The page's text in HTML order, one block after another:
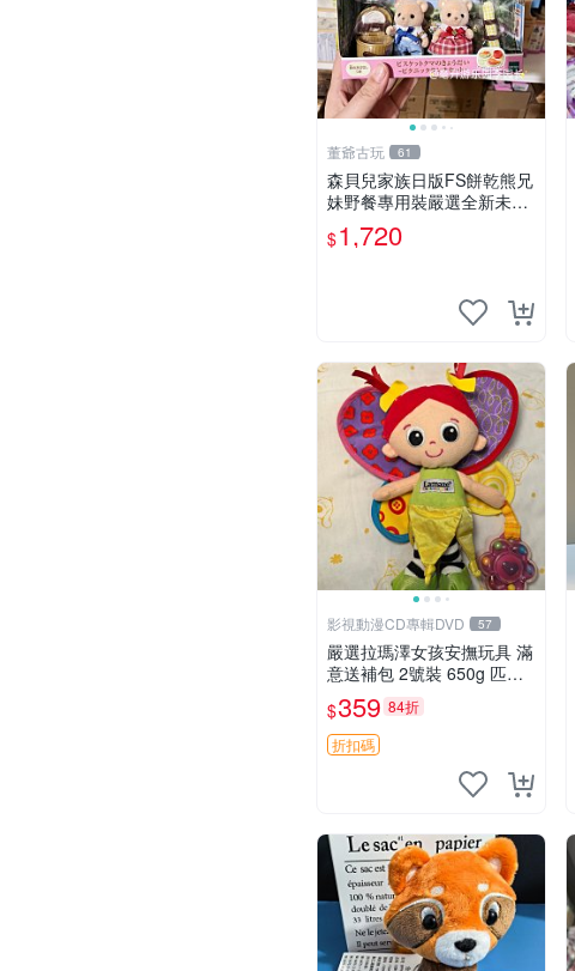
董爺古玩 61
森貝兒家族日版FS餅乾熊兄
妹野餐專用裝嚴選全新未開
封，包含兩組大童款紙盒
裝，適合收藏與分享。 餅乾
$1,720
影視動漫CD專輯DVD 57
嚴選拉瑪澤女孩安撫玩具 滿
意送補包 2號裝 650g 匹配
嬰幼童舒壓好伴侶 女孩專用
安心選擇 安撫玩偶 衝包 玩
具
$359 84折
折扣碼